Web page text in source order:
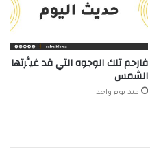
فارحم تلك الوجوه التي قد غيَّرتها
الشمس
منذ يوم واحد